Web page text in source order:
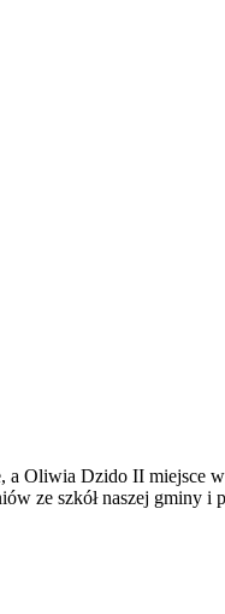
Oliwia Dzido II miejsce
ze szkół naszej gminy i